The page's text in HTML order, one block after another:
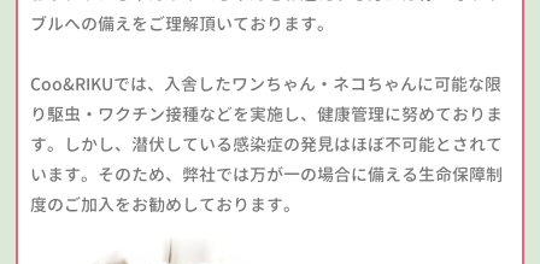
ブルへの備えをご理解頂いております。
Coo&RIKUでは、入舎したワンちゃん・ネコちゃんに可能な限
り駆虫・ワクチン接種などを実施し、健康管理に努めておりま
す。しかし、潜伏している感染症の発見はほぼ不可能とされて
います。そのため、弊社では万が一の場合に備える生命保障制
度のご加入をお勧めしております。